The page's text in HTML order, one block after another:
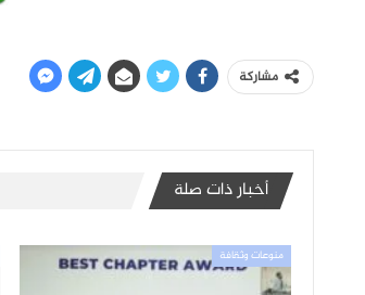
مشاركة
أخبار ذات صلة
منوعات وثقافة